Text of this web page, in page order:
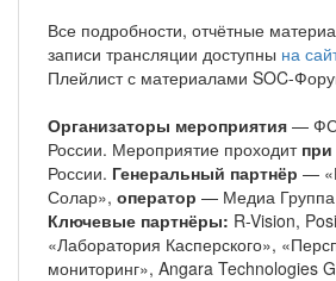
Все подробности, отчётные
записи трансляции доступны на
Плейлист с материалами SOC-
Организаторы мероприятия —
России. Мероприятие проходит
России. Генеральный партнёр —
Солар», оператор — Медиа Группа
Ключевые партнёры: R-Vision,
«Лаборатория Касперского»,
мониторинг», Angara Technologies